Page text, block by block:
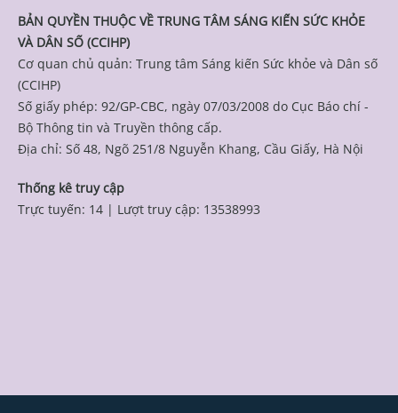
BẢN QUYỀN THUỘC VỀ TRUNG TÂM SÁNG KIẾN SỨC KHỎE
VÀ DÂN SỐ (CCIHP)
Cơ quan chủ quản: Trung tâm Sáng kiến Sức khỏe và Dân số
(CCIHP)
Số giấy phép: 92/GP-CBC, ngày 07/03/2008 do Cục Báo chí -
Bộ Thông tin và Truyền thông cấp.
Địa chỉ: Số 48, Ngõ 251/8 Nguyễn Khang, Cầu Giấy, Hà Nội
Thống kê truy cập
Trực tuyến: 14 | Lượt truy cập: 13538993